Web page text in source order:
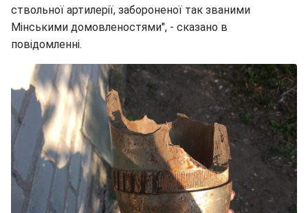
ствольної артилерії, забороненої так званими
Мінськими домовленостями", - сказано в
повідомленні.